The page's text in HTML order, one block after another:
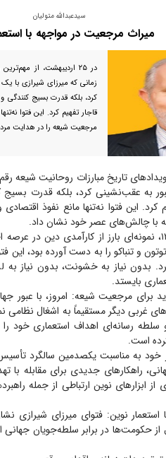
سیدعبدالله متولیان
میراث مرجعیت در مواجهه با
در ۲۵ اردیبهشت، از
زمانی که میرزای شیرازی با یک
کرد، بلکه قدرت بسیج
قاجار تفهیم کرد. این فتوا
مرجعیت شیعه را در هدایت
رویداد‌های تاریخ مبارزات روحانیت
مجبور به عقب‌نشینی کرد، بلکه قدرت
کرد. این فتوا نه‌تنها مانع نفوذ
با چالش‌های عصر خود نشان داد.
فتوای تحریم تنباکو در سال ۱۲۷۰، نمونه‌ای بارز از
و تنباکو را به دست آورده بود،
بدون نیاز به خشونت، بدون نیاز به
بایستد.
برای مرجعیت شیعه: امروز، با عبور
غربی دیگر مستقیماً به اشغال نظامی
رسانه‌ای اهداف استعماری خود را
است.
خود به مناسبت یکصدمین سالگرد
راهکار‌های جدیدی برای مقابله با
از ابزار‌های نوین ارتباطی از جمله
استعمار نوین: فتوای میرزای
از حکومت‌ها در برابر سلطه‌جویان